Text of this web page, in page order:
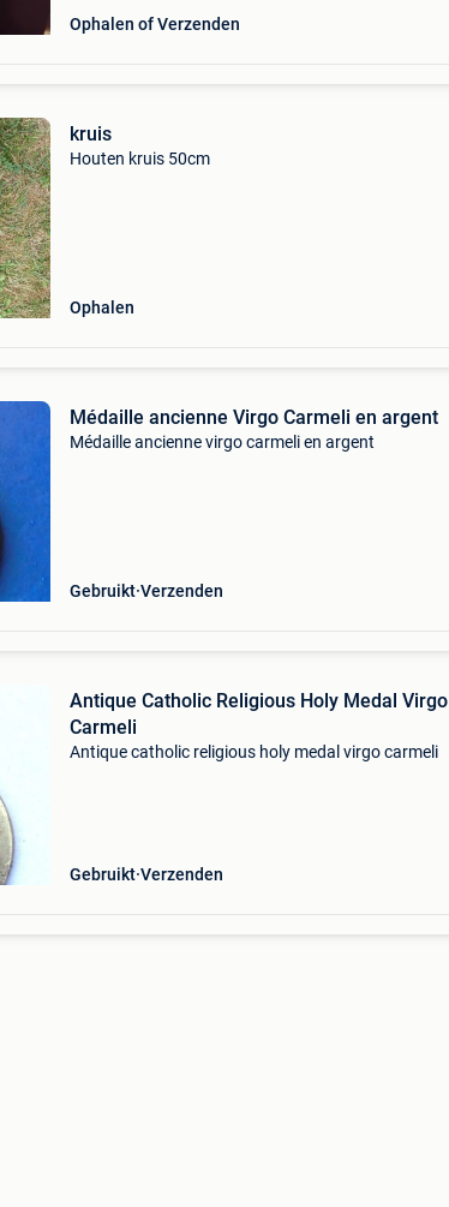
Ophalen of Verzenden
kruis
Houten kruis 50cm
Ophalen
Médaille ancienne Virgo Carmeli en argent
Médaille ancienne virgo carmeli en argent
Gebruikt Verzenden
Antique Catholic Religious Holy Medal Virgo
Carmeli
Antique catholic religious holy medal virgo carmeli
Gebruikt Verzenden